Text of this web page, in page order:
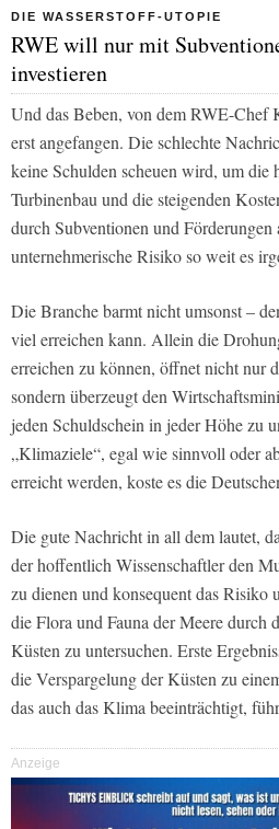
DIE WASSERSTOFF-UTOPIE
RWE will nur mit
investieren
Und das Beben, von dem RWE-Chef
erst angefangen. Die schlechte
keine Schulden scheuen wird, um die
Turbinenbau und die steigenden
durch Subventionen und
unternehmerische Risiko so weit es
Die Branche barmt nicht umsonst –
viel erreichen kann. Allein die
erreichen zu können, öffnet nicht nur
sondern überzeugt den
jeden Schuldschein in jeder Höhe zu
„Klimaziele“, egal wie sinnvoll oder
erreicht werden, koste es die
Die gute Nachricht in all dem lautet,
der hoffentlich Wissenschaftler den
zu dienen und konsequent das
die Flora und Fauna der Meere durch
Küsten zu untersuchen. Erste
die Verspargelung der Küsten zu
das auch das Klima beeinträchtigt,
Anzeige